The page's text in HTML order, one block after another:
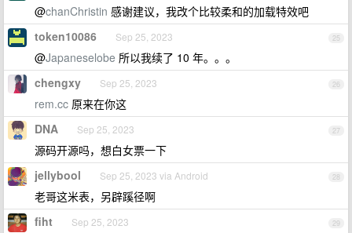
@chanChristin 感谢建议，我改个比较柔和的加载特效吧
25
token10086 Sep 25, 2023
@Japaneselobe 所以我续了 10 年。。。
26
chengxy Sep 25, 2023
rem.cc 原来在你这
27
DNA Sep 25, 2023
源码开源吗，想白女票一下
28
jellybool Sep 25, 2023 via Android
老哥这米表，另辟蹊径啊
29
fiht Sep 25, 2023